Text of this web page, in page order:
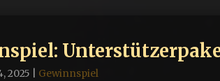
2025 Gewinnspiel